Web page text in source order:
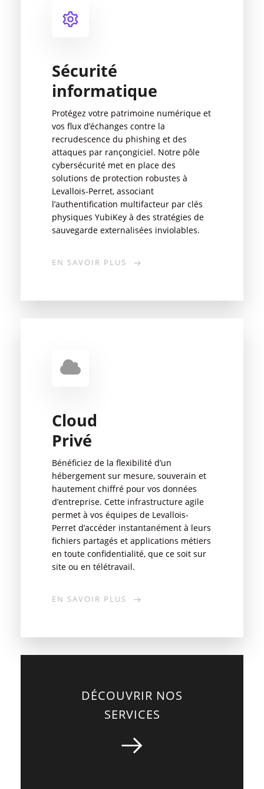
Sécurité
informatique
Protégez votre patrimoine numérique et
vos flux d’échanges contre la
recrudescence du phishing et des
attaques par rançongiciel. Notre pôle
cybersécurité met en place des
solutions de protection robustes à
Levallois-Perret, associant
l’authentification multifacteur par clés
physiques YubiKey à des stratégies de
sauvegarde externalisées inviolables.
EN SAVOIR PLUS
Cloud
Privé
Bénéficiez de la flexibilité d’un
hébergement sur mesure, souverain et
hautement chiffré pour vos données
d’entreprise. Cette infrastructure agile
permet à vos équipes de Levallois-
Perret d’accéder instantanément à leurs
fichiers partagés et applications métiers
en toute confidentialité, que ce soit sur
site ou en télétravail.
EN SAVOIR PLUS
DÉCOUVRIR NOS
SERVICES